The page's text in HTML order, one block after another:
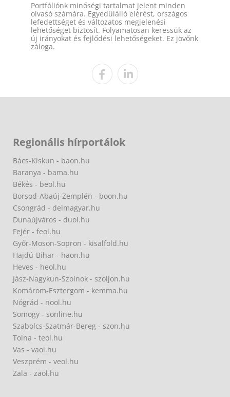
Portfóliónk minőségi tartalmat jelent minden
olvasó számára. Egyedülálló elérést, országos
lefedettséget és változatos megjelenési
lehetőséget biztosít. Folyamatosan keressük az
új irányokat és fejlődési lehetőségeket. Ez jövőnk
záloga.
Regionális hírportálok
Bács-Kiskun - baon.hu
Baranya - bama.hu
Békés - beol.hu
Borsod-Abaúj-Zemplén - boon.hu
Csongrád - delmagyar.hu
Dunaújváros - duol.hu
Fejér - feol.hu
Győr-Moson-Sopron - kisalfold.hu
Hajdú-Bihar - haon.hu
Heves - heol.hu
Jász-Nagykun-Szolnok - szoljon.hu
Komárom-Esztergom - kemma.hu
Nógrád - nool.hu
Somogy - sonline.hu
Szabolcs-Szatmár-Bereg - szon.hu
Tolna - teol.hu
Vas - vaol.hu
Veszprém - veol.hu
Zala - zaol.hu